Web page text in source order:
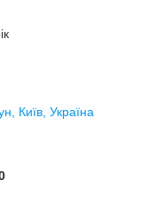
Київ, Україна